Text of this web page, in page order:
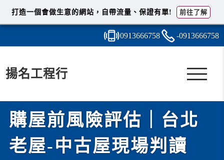
0913666758 -0913666758
揚名工程行
購屋前風險評估｜台北
老屋-中古屋現場判讀
打造一個會做生意的網站，自帶流量、保證有單! 前往了解